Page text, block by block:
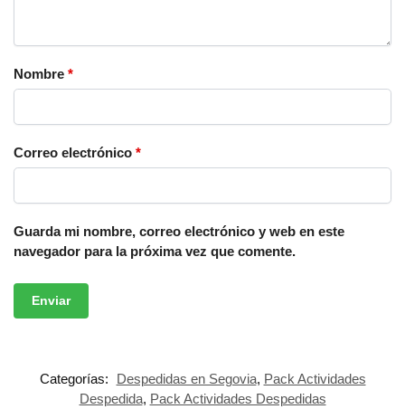
Nombre *
Correo electrónico *
Guarda mi nombre, correo electrónico y web en este
navegador para la próxima vez que comente.
Categorías: Despedidas en Segovia, Pack Actividades
Despedida, Pack Actividades Despedidas